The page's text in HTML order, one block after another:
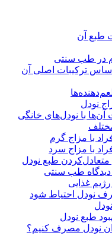
طبع آن
در طب سنتی
ترکیبات اصلی آن
نودل
آن‌ها با نودل‌های خانگی
با مزاج گرم
با مزاج سرد
متعادل‌کردن طبع نودل
دیدگاه طب سنتی
غذایی
نودل احتیاط شود
طبع نودل
نودل مصرف کنیم؟